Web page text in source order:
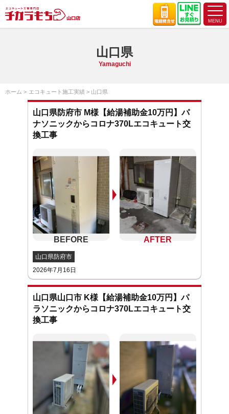
山口県
Yamaguchi
ホーム エコキュート施工実績 山口県
山口県防府市 M様【給湯補助金10万円】パ
ナソニックからコロナ370Lエコキュート交
換工事
山口県防府市
2026年7月16日
山口県山口市 K様【給湯補助金10万円】パ
ラソニックからコロナ370Lエコキュート交
換工事